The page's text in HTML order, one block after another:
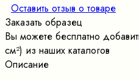
Оставить отзыв о товаре
Заказать образец
Вы можете бесплатно
cм²) из наших каталогов
Описание